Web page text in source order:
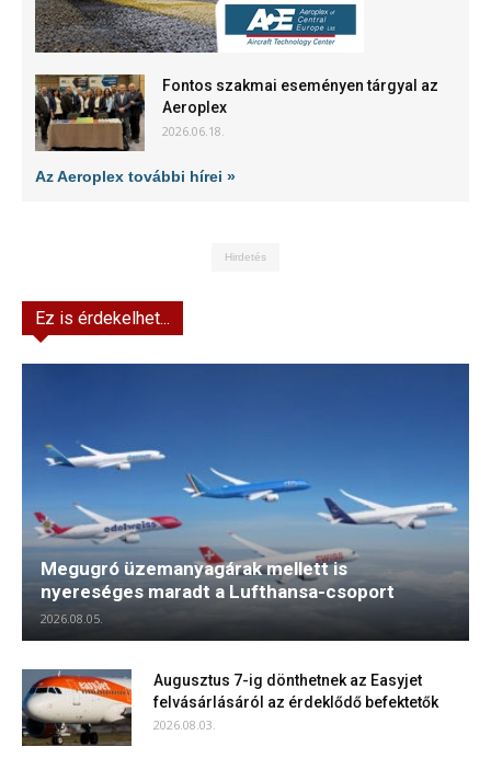
Fontos szakmai eseményen tárgyal az
Aeroplex
2026.06.18.
Az Aeroplex további hírei »
Hirdetés
Ez is érdekelhet...
Megugró üzemanyagárak mellett is
nyereséges maradt a Lufthansa-csoport
2026.08.05.
Augusztus 7-ig dönthetnek az Easyjet
felvásárlásáról az érdeklődő befektetők
2026.08.03.